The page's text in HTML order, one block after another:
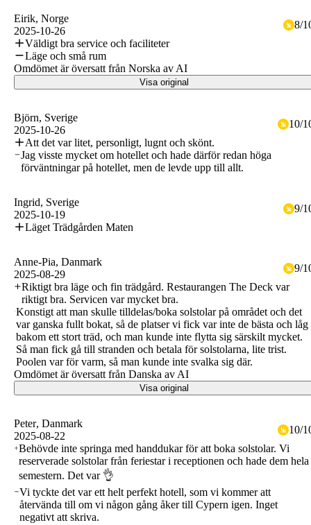
Eirik, Norge
2025-10-26
8/
Väldigt bra service och faciliteter
Läge och små rum
Omdömet är översatt från Norska av AI
Visa original
Björn, Sverige
2025-10-26
10/
Att det var litet, personligt, lugnt och skönt.
Jag visste mycket om hotellet och hade därför redan höga
förväntningar på hotellet, men de levde upp till allt.
Ingrid, Sverige
2025-10-19
9/
Läget Trädgården Maten
Anne-Pia, Danmark
2025-08-29
9/
Riktigt bra läge och fin trädgård. Restaurangen The Deck var
riktigt bra. Servicen var mycket bra.
Konstigt att man skulle tilldelas/boka solstolar på området och det
var ganska fullt bokat, så de platser vi fick var inte de bästa och låg
bakom ett stort träd, och man kunde inte flytta sig särskilt mycket.
Så man fick gå till stranden och betala för solstolarna, lite trist.
Poolen var för varm, så man kunde inte svalka sig där.
Omdömet är översatt från Danska av AI
Visa original
Peter, Danmark
2025-08-22
10/
Behövde inte springa med handdukar för att boka solstolar. Vi
reserverade solstolar från feriestar i receptionen och hade dem hela
semestern. Det var 👌
Vi tyckte det var ett helt perfekt hotell, som vi kommer att
återvända till om vi någon gång åker till Cypern igen. Inget
negativt att skriva.